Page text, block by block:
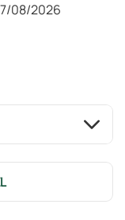
08/2026